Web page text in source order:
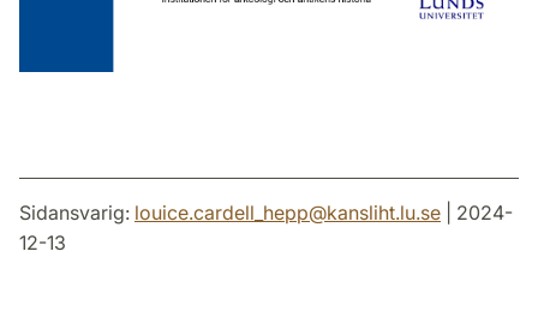
Sidansvarig: louice.cardell_hepp@kansliht.lu.se | 2024-
12-13